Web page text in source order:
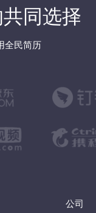
同选择
全民简历
公司